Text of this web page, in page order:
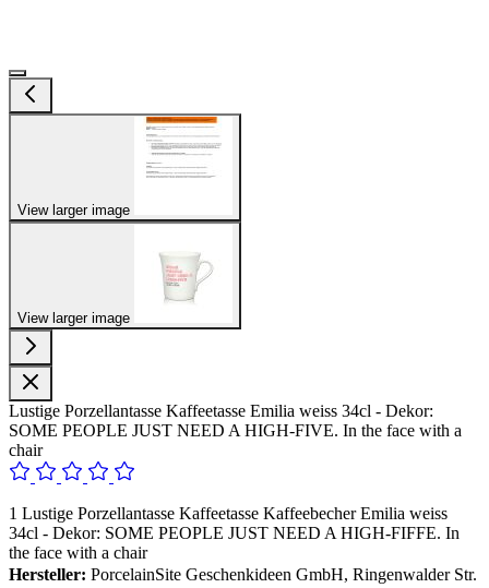
View larger image
View larger image
Lustige Porzellantasse Kaffeetasse Emilia weiss 34cl - Dekor:
SOME PEOPLE JUST NEED A HIGH-FIVE. In the face with a
chair
1 Lustige Porzellantasse Kaffeetasse Kaffeebecher Emilia weiss
34cl - Dekor: SOME PEOPLE JUST NEED A HIGH-FIFFE. In
the face with a chair
Hersteller: PorcelainSite Geschenkideen GmbH, Ringenwalder Str.